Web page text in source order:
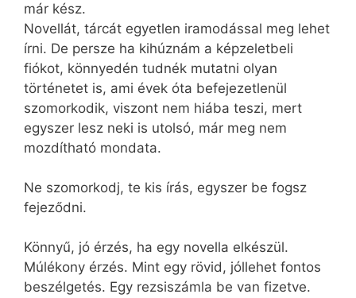
már kész.
Novellát, tárcát egyetlen iramodással meg lehet
írni. De persze ha kihúznám a képzeletbeli
fiókot, könnyedén tudnék mutatni olyan
történetet is, ami évek óta befejezetlenül
szomorkodik, viszont nem hiába teszi, mert
egyszer lesz neki is utolsó, már meg nem
mozdítható mondata.
Ne szomorkodj, te kis írás, egyszer be fogsz
fejeződni.
Könnyű, jó érzés, ha egy novella elkészül.
Múlékony érzés. Mint egy rövid, jóllehet fontos
beszélgetés. Egy rezsiszámla be van fizetve.